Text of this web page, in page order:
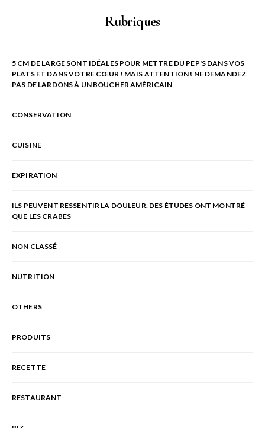
Rubriques
5 CM DE LARGE SONT IDÉALES POUR METTRE DU PEP'S DANS VOS
PLATS ET DANS VOTRE CŒUR ! MAIS ATTENTION ! NE DEMANDEZ
PAS DE LARDONS À UN BOUCHER AMÉRICAIN
CONSERVATION
CUISINE
EXPIRATION
ILS PEUVENT RESSENTIR LA DOULEUR. DES ÉTUDES ONT MONTRÉ
QUE LES CRABES
NON CLASSÉ
NUTRITION
OTHERS
PRODUITS
RECETTE
RESTAURANT